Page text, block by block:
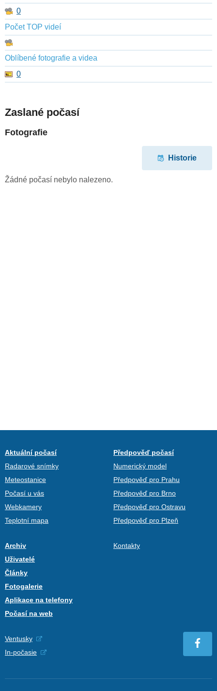
0
Počet TOP videí
Oblíbené fotografie a videa
0
Zaslané počasí
Fotografie
Historie
Žádné počasí nebylo nalezeno.
Aktuální počasí
Radarové snímky
Meteostanice
Počasí u vás
Webkamery
Teplotní mapa
Předpověď počasí
Numerický model
Předpověď pro Prahu
Předpověď pro Brno
Předpověď pro Ostravu
Předpověď pro Plzeň
Archiv
Uživatelé
Články
Fotogalerie
Aplikace na telefony
Počasí na web
Kontakty
Ventusky
In-počasie